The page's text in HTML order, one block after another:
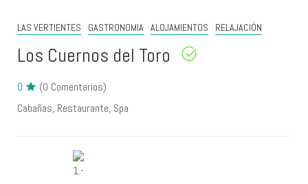
LAS VERTIENTES GASTRONOMIA ALOJAMIENTOS RELAJACIÓN
Los Cuernos del Toro
0
(0 Comentarios)
Cabañas Restaurante Spa